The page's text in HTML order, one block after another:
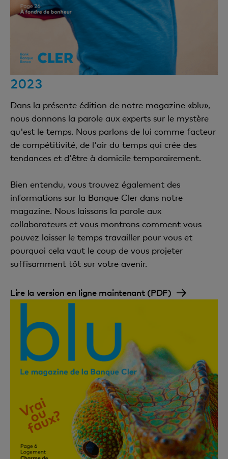
2023
Dans la présente édition de notre magazine «blu»,
nous donnons la parole aux experts sur le mystère
qu'est le temps. Nous parlons de lui comme facteur
de compétitivité, de l'air du temps qui crée des
tendances et d'être à domicile temporairement.
Bien entendu, vous trouvez également des
informations sur la Banque Cler dans notre
magazine. Nous laissons la parole aux
collaborateurs et vous montrons comment vous
pouvez laisser le temps travailler pour vous et
pourquoi cela vaut le coup de vous projeter
suffisamment tôt sur votre avenir.
Lire la version en ligne maintenant (PDF)